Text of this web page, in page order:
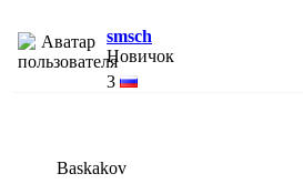
smsch
Новичок
3
Baskakov